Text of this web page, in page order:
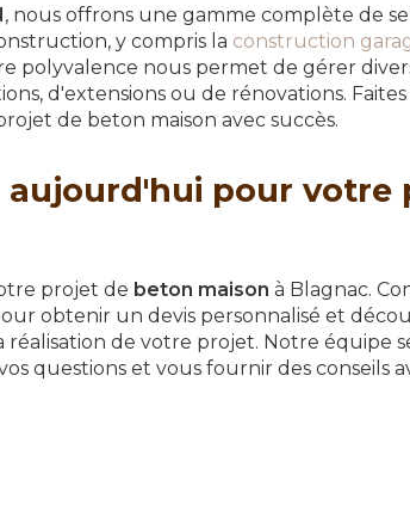
, nous offrons une gamme complète de
y compris la construction
polyvalence nous permet de gérer
d'extensions ou de rénovations.
de beton maison avec succès.
aujourd'hui pour votre
projet de beton maison à Blagnac.
obtenir un devis personnalisé et
réalisation de votre projet. Notre équipe
questions et vous fournir des conseils